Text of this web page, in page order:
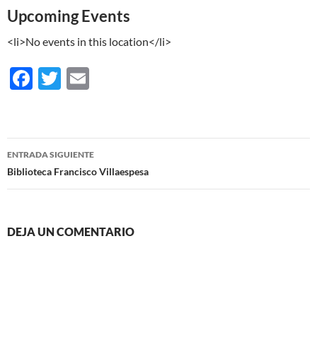
Upcoming Events
<li>No events in this location</li>
F
b
o
o
T
er
Navegación
de
ENTRADA SIGUIENTE
Biblioteca Francisco Villaespesa
DEJA UN COMENTARIO